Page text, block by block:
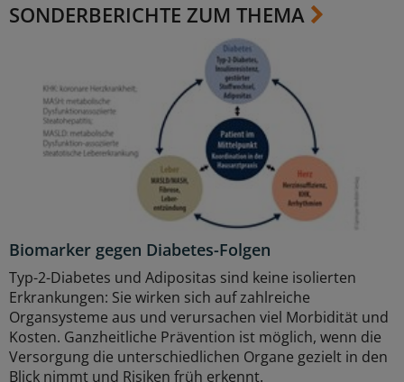
SONDERBERICHTE ZUM THEMA
Biomarker gegen Diabetes-Folgen
Typ-2-Diabetes und Adipositas sind keine isolierten
Erkrankungen: Sie wirken sich auf zahlreiche
Organsysteme aus und verursachen viel Morbidität und
Kosten. Ganzheitliche Prävention ist möglich, wenn die
Versorgung die unterschiedlichen Organe gezielt in den
Blick nimmt und Risiken früh erkennt.